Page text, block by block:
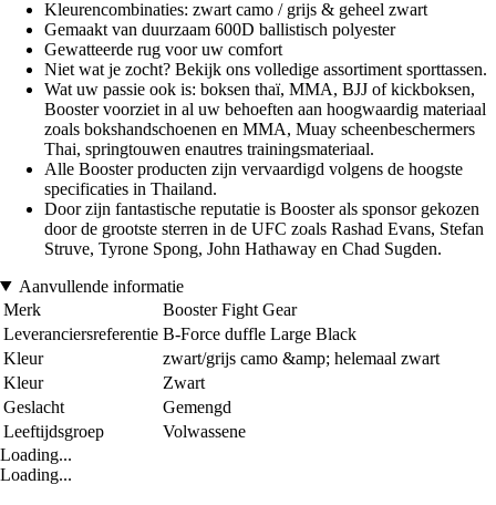
Kleurencombinaties: zwart camo / grijs & geheel zwart
Gemaakt van duurzaam 600D ballistisch polyester
Gewatteerde rug voor uw comfort
Niet wat je zocht? Bekijk ons volledige assortiment sporttassen.
Wat uw passie ook is: boksen thaï, MMA, BJJ of kickboksen,
Booster voorziet in al uw behoeften aan hoogwaardig materiaal
zoals bokshandschoenen en MMA, Muay scheenbeschermers
Thai, springtouwen enautres trainingsmateriaal.
Alle Booster producten zijn vervaardigd volgens de hoogste
specificaties in Thailand.
Door zijn fantastische reputatie is Booster als sponsor gekozen
door de grootste sterren in de UFC zoals Rashad Evans, Stefan
Struve, Tyrone Spong, John Hathaway en Chad Sugden.
Aanvullende informatie
Merk
Booster Fight Gear
Leveranciersreferentie B-Force duffle Large Black
Kleur
zwart/grijs camo &amp; helemaal zwart
Kleur
Zwart
Geslacht
Gemengd
Leeftijdsgroep
Volwassene
Loading...
Loading...